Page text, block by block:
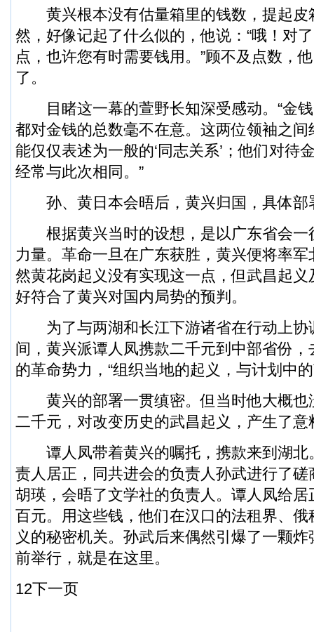
黄兴根本没有估量箱里的钱数，提起皮
然，好像记起了什么似的，他说：“哦！对
点，也许您有时需要钱用。”顾不及点数，
了。
目睹这一幕的萱野长知深受感动。“金钱
都对金钱的总数毫不在意。这两位领袖之
能仅仅表述为一般的‘同志关系’；他们对待
经常与此次相同。”
孙、黄日本会晤后，黄兴归国，具体部
根据黄兴当时的设想，是以广东省会一
力量。革命一旦在广东获胜，黄兴便将率
然黄花岗起义没有实现这一点，但武昌起
好符合了黄兴对国内局势的预判。
为了与两湖和长江下游诸省在行动上协
间，黄兴派谭人凤携款二千元到中部省份
的革命势力，“组织当地的起义，与计划中
黄兴的部署一贯缜密。但当时他大概也
二千元，对改变历史的武昌起义，产生了
谭人凤带着黄兴的嘱托，携款来到湖北
责人居正，同共进会的负责人孙武进行了
胡瑛，会晤了文学社的负责人。谭人凤给
百元。用这些钱，他们在汉口的法租界、
义的秘密机关。孙武后来偶然引爆了一颗
前举行，就是在这里。
12下一页